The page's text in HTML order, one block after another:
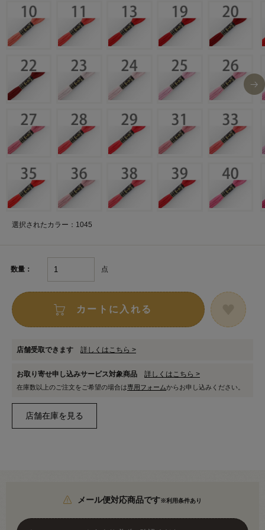
選択されたカラー：1045
数量： 点
カートに入れる
店舗受取できます 詳しくはこちら >
お取り寄せ申し込みサービス対象商品 詳しくはこちら >
在庫数以上のご注文をご希望の場合は専用フォームからお申し込みください。
メール便対応商品です※利用条件あり